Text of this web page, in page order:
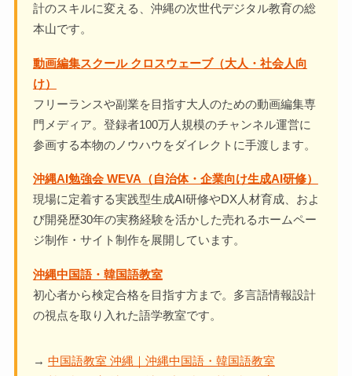
計のスキルに変える、沖縄の次世代デジタル教育の総
本山です。
動画編集スクール クロスウェーブ（大人・社会人向
け）
フリーランスや副業を目指す大人のための動画編集専
門メディア。登録者100万人規模のチャンネル運営に
参画する本物のノウハウをダイレクトに手渡します。
沖縄AI勉強会 WEVA（自治体・企業向け生成AI研修）
現場に定着する実践型生成AI研修やDX人材育成、およ
び開発歴30年の実務経験を活かした売れるホームペー
ジ制作・サイト制作を展開しています。
沖縄中国語・韓国語教室
初心者から検定合格を目指す方まで。多言語情報設計
の視点を取り入れた語学教室です。
→ 中国語教室 沖縄｜沖縄中国語・韓国語教室